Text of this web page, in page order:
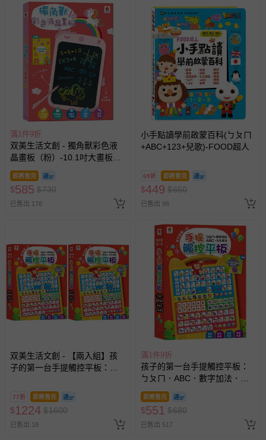
滿1件9折
双美生活文創 - 獨角獸彩色液
晶畫板（粉）-10.1吋大畫板
+收納筆槽，附ABC+123+ㄅㄆ
ㄇ+簡筆畫學習手冊，一鍵刪除
+智慧鎖定
即將售完
$585 $730
已售出 178
小手點讀學前啟蒙百科(ㄅㄆㄇ
+ABC+123+兒歌)-FOOD超人
69折 即將售完
$449 $650
已售出 96
双美生活文創 - 【兩入組】孩
子的第一台手提觸控平板：ㄅ
77折 即將售完
$1224 $1600
已售出 18
滿1件9折
孩子的第一台手提觸控平板：
ㄅㄆㄇ．ABC．數字加法．九
九乘法-內含注音符號+英文字
母+數字+九九乘法+7首兒歌+互
動遊戲
即將售完
$551 $680
已售出 517